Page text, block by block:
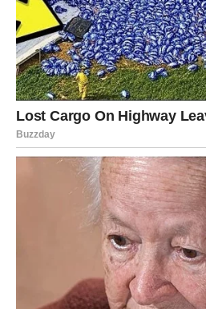
odgovornost, često i tuđu. Sada
to primećuje.
Finansijska stabilnost polako
sigurno.
Emotivna poruka
Ovan više ne mora da dokazuje
faza u kojoj drugi to vide bez
Bol vas je ojačao. Sada vam
BIK –